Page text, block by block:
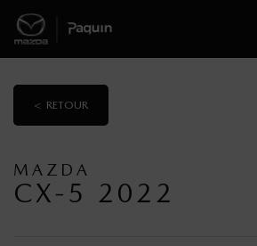
< RETOUR
MAZDA
CX-5 2022